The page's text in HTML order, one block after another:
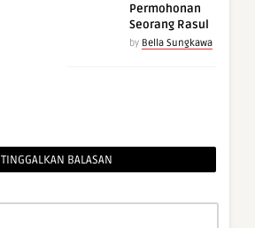
Permohonan
Seorang Rasul
by Bella Sungkawa
TINGGALKAN BALASAN